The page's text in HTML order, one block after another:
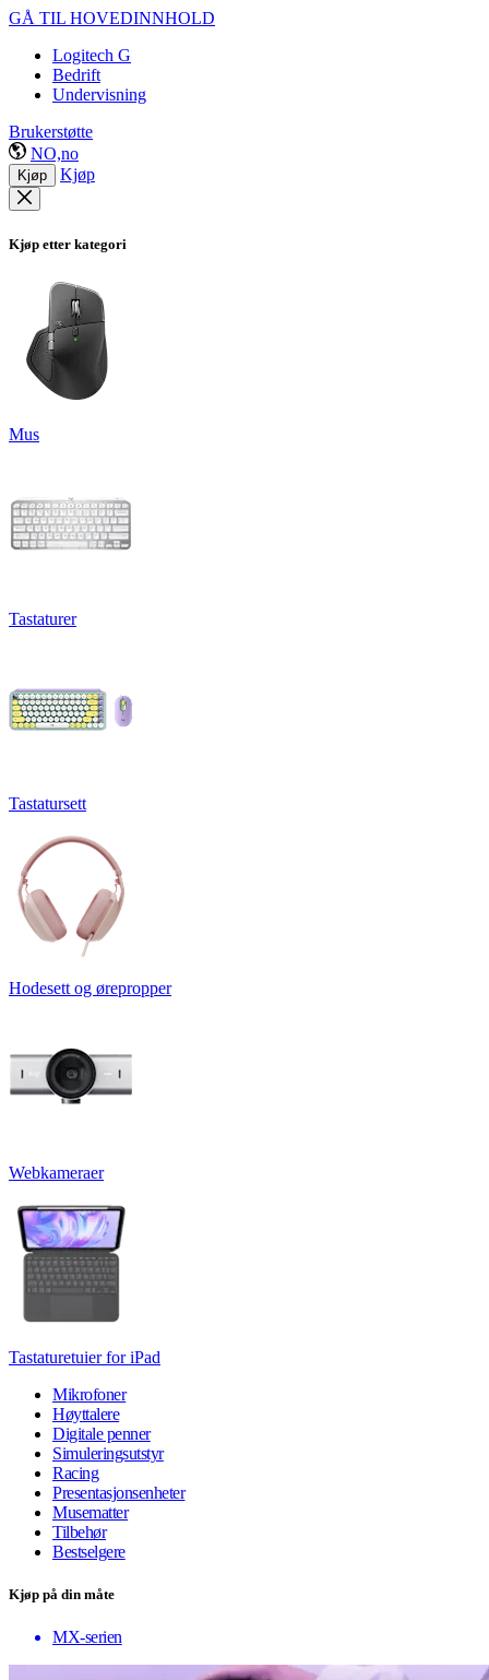
GÅ TIL HOVEDINNHOLD
Logitech G
Bedrift
Undervisning
Brukerstøtte
NO,no
Kjøp Kjøp
Kjøp etter kategori
Mus
Tastaturer
Tastatursett
Hodesett og ørepropper
Webkameraer
Tastaturetuier for iPad
Mikrofoner
Høyttalere
Digitale penner
Simuleringsutstyr
Racing
Presentasjonsenheter
Musematter
Tilbehør
Bestselgere
Kjøp på din måte
MX-serien